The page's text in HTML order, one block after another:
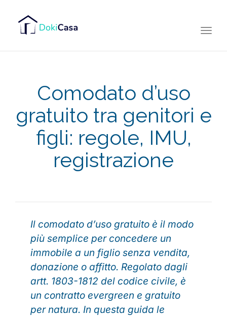
Comodato d’uso
gratuito tra genitori e
figli: regole, IMU,
registrazione
Il comodato d’uso gratuito è il modo
più semplice per concedere un
immobile a un figlio senza vendita,
donazione o affitto. Regolato dagli
artt. 1803-1812 del codice civile, è
un contratto evergreen e gratuito
per natura. In questa guida le